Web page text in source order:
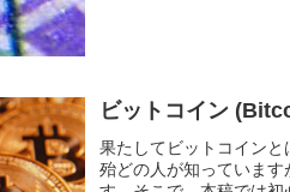
ビットコイン
果たしてビットコイン
殆どの人が知っていま